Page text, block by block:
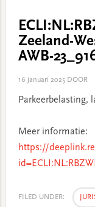
Zeeland-
AWB-
16 januari 2025DOOR
Parkeerbelasting,
Meer informatie:
https://
FILED UNDER: